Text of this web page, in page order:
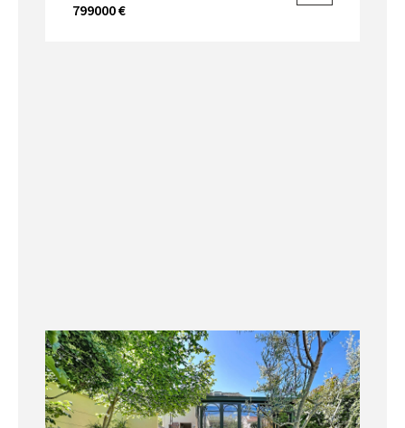
799000 €